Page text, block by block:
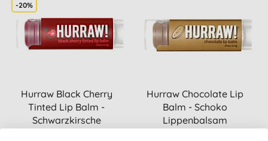
-20%
Hurraw Black Cherry
Tinted Lip Balm -
Schwarzkirsche
Hurraw Chocolate Lip
Balm - Schoko
Lippenbalsam